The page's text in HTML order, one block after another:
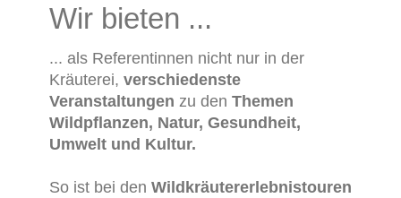
Wir bieten ...
... als Referentinnen nicht nur in der
Kräuterei, verschiedenste
Veranstaltungen zu den Themen
Wildpflanzen, Natur, Gesundheit,
Umwelt und Kultur.
So ist bei den Wildkräutererlebnistouren